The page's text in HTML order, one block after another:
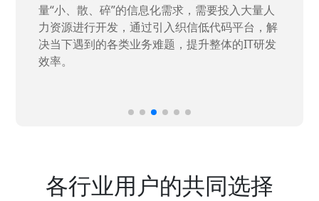
量“小、散、碎”的信息化需求，需要投入大量人
力资源进行开发，通过引入织信低代码平台，解
决当下遇到的各类业务难题，提升整体的IT研发
效率。
各行业用户的共同选择